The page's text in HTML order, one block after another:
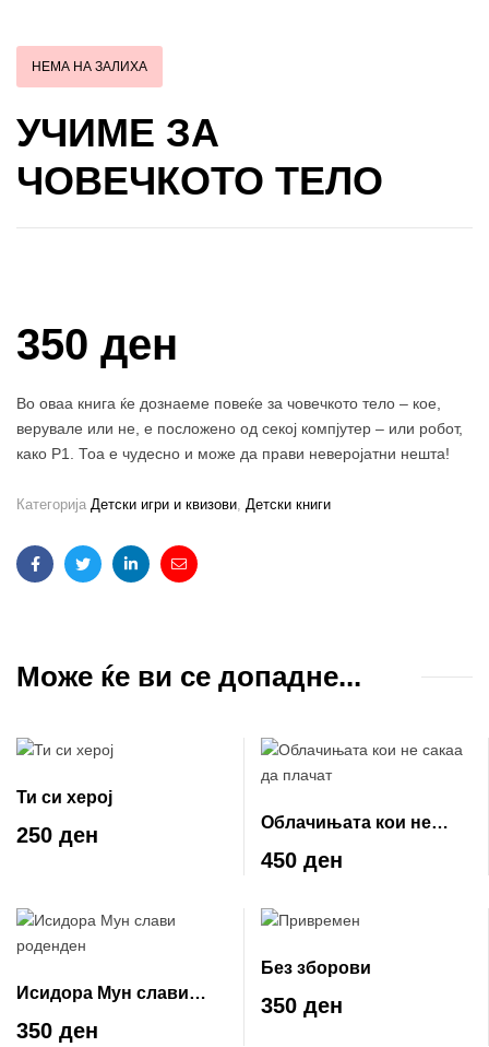
НЕМА НА ЗАЛИХА
УЧИМЕ ЗА
ЧОВЕЧКОТО ТЕЛО
350 ден
Во оваа книга ќе дознаеме повеќе за човечкото тело – кое,
верувале или не, е посложено од секој компјутер – или робот,
како Р1. Тоа е чудесно и може да прави неверојатни нешта!
Категорија Детски игри и квизови, Детски книги
FacebookTwitterLinkedinEmail
Може ќе ви се допадне...
Ти си херој
250 ден
Облачињата кои не
сакаа да плачат
450 ден
Исидора Мун слави
роденден
350 ден
Без зборови
350 ден